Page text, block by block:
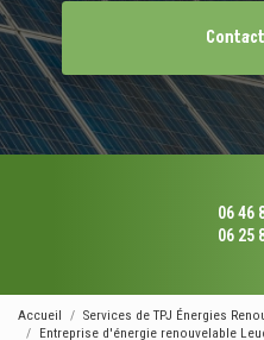
06 46
06 25
Accueil
Services de TPJ Énergies
Entreprise d'énergie renouvelable